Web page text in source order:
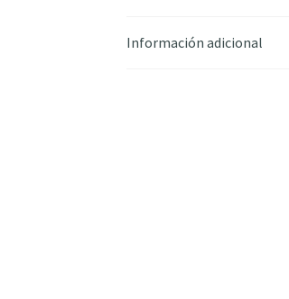
Información adicional